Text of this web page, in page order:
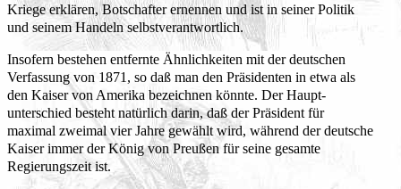
Kriege erklären, Botschafter ernennen und ist in seiner Politik
und seinem Handeln selbstverantwortlich.
Insofern bestehen entfernte Ähnlichkeiten mit der deutschen
Verfassung von 1871, so daß man den Präsidenten in etwa als
den Kaiser von Amerika bezeichnen könnte. Der Haupt-
unterschied besteht natürlich darin, daß der Präsident für
maximal zweimal vier Jahre gewählt wird, während der deutsche
Kaiser immer der König von Preußen für seine gesamte
Regierungszeit ist.